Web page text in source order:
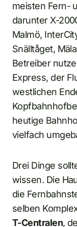
meisten Fern-
darunter X-
Malmö,
Snälltåget,
Betreiber
Express, der
westlichen
heutige
vielfach
Drei Dinge
wissen. Die
die
selben
T-Centralen,